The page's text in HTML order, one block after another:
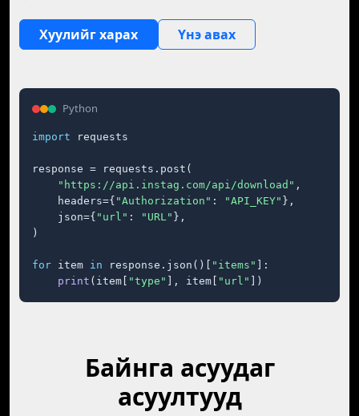
Хуулийг харах Үнэ авах
Python
import requests
response = requests.post(
"https://api.instag.com/api/download" ,
    headers={
"Authorization" : "API_KEY" },
    json={
"url" : "URL" },
)
for item in response.json()[ "items"
]:
print (item[ "type" ], item[ "url" ])
Байнга асуудаг
асуултууд